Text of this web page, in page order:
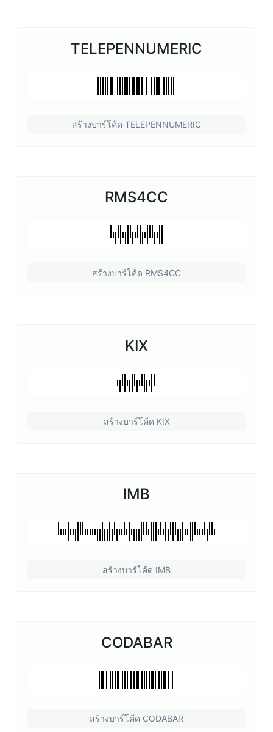
TELEPENNUMERIC
สร้างบาร์โค้ด TELEPENNUMERIC
RMS4CC
สร้างบาร์โค้ด RMS4CC
KIX
สร้างบาร์โค้ด KIX
IMB
สร้างบาร์โค้ด IMB
CODABAR
สร้างบาร์โค้ด CODABAR